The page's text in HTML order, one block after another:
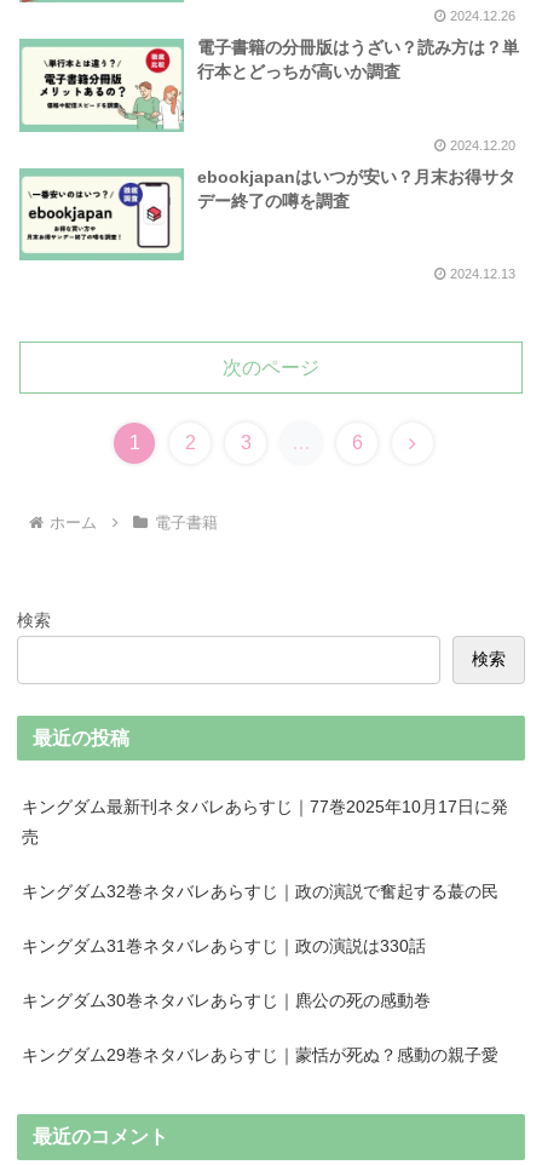
2024.12.26
電子書籍の分冊版はうざい？読み方は？単
行本とどっちが高いか調査
2024.12.20
ebookjapanはいつが安い？月末お得サタ
デー終了の噂を調査
2024.12.13
次のページ
1 2 3 … 6
次
ホーム 電子書籍
検索
検索
最近の投稿
キングダム最新刊ネタバレあらすじ｜77巻2025年10月17日に発
売
キングダム32巻ネタバレあらすじ｜政の演説で奮起する蕞の民
キングダム31巻ネタバレあらすじ｜政の演説は330話
キングダム30巻ネタバレあらすじ｜麃公の死の感動巻
キングダム29巻ネタバレあらすじ｜蒙恬が死ぬ？感動の親子愛
最近のコメント